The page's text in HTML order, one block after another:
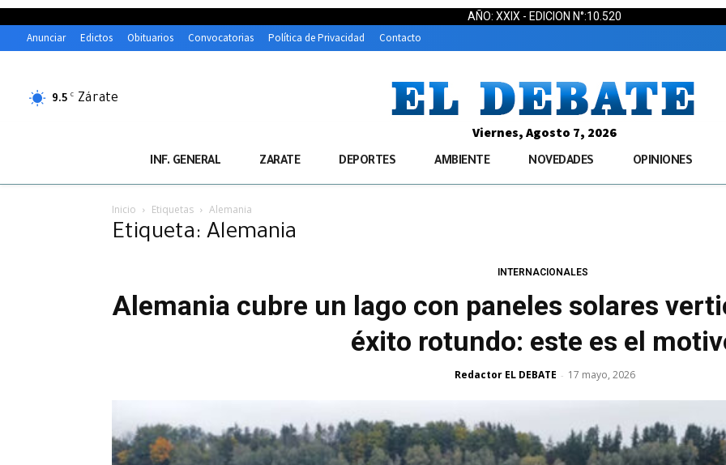
AÑO: XXIX - EDICION N°:10.520
Anunciar Edictos Obituarios Convocatorias Política de Privacidad Contacto
9.5 C Zárate
Viernes, Agosto 7, 2026
INF. GENERAL ZARATE DEPORTES AMBIENTE NOVEDADES OPINIONES
Inicio Etiquetas Alemania
Etiqueta: Alemania
INTERNACIONALES
Alemania cubre un lago con paneles solares
éxito rotundo: este es el
Redactor EL DEBATE - 17 mayo, 2026